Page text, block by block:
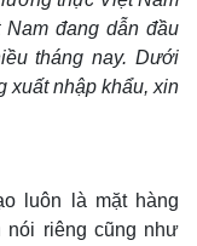
đang dẫn đầu
tháng nay. Dưới
xuất nhập khẩu, xin
luôn là mặt hàng
nói riêng cũng như